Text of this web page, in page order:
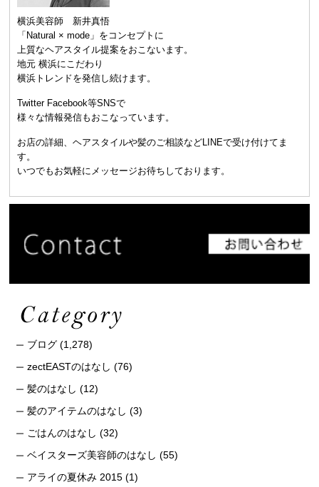
横浜美容師 新井真悟
「Natural × mode」をコンセプトに
上質なヘアスタイル提案をおこないます。
地元 横浜にこだわり
横浜トレンドを発信し続けます。
Twitter Facebook等SNSで
様々な情報発信もおこなっています。
お店の詳細、ヘアスタイルや髪のご相談などLINEで受け付けてま
す。
いつでもお気軽にメッセージお待ちしております。
ブログ (1,278)
zectEASTのはなし (76)
髪のはなし (12)
髪のアイテムのはなし (3)
ごはんのはなし (32)
ベイスターズ美容師のはなし (55)
アライの夏休み 2015 (1)